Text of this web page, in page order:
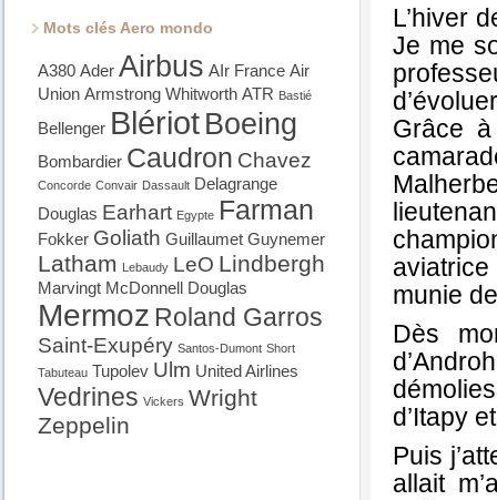
Mots clés Aero mondo
A380 Ader Airbus AIr France Air
Union Armstrong Whitworth ATR Bastié
Bellenger Blériot Boeing
Bombardier Caudron Chavez
Concorde Convair Dassault Delagrange
Douglas Earhart Egypte Farman
Fokker Goliath Guillaumet Guynemer
Latham Lebaudy LeO Lindbergh
Marvingt McDonnell Douglas
Mermoz Roland Garros
Saint-Exupéry Santos-Dumont Short
Tabuteau Tupolev Ulm United Airlines
Vedrines Vickers Wright
Zeppelin
L’hiver
Je me
Grâce
munie
Dès
d’Itapy
Puis
allait